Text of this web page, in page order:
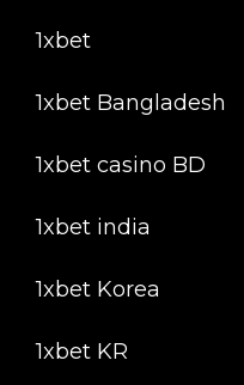
1xbet
1xbet Bangladesh
1xbet casino BD
1xbet india
1xbet Korea
1xbet KR